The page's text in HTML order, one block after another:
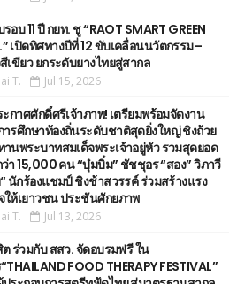
อบ 11 ปี กยท. ชู “RAOT SMART GREEN
เปิดทิศทางปีที่ 12 ขับเคลื่อนนวัตกรรม–
เขียว ยกระดับยางไทยสู่สากล
T. Jul 15, 2026
ะกาศศักดิ์ศรีเจ้าภาพ! เตรียมพร้อมจัดงาน
ารศึกษาท้องถิ่นระดับชาติสุดยิ่งใหญ่ ชิงถ้วย
นพระบาทสมเด็จพระเจ้าอยู่หัว รวมสุดยอด
า 15,000 คน “บุ๋มบิ๋ม” ชัชชุอร “สอง” วิภาวี
นักร้องแชมป์ ชิงช้าสวรรค์ ร่วมสร้างแรง
ห้เยาวชน ประชันศักยภาพ
T. Jul 13, 2026
ร่วมกับ สสว. จัดอบรมฟรี ใน
FOOD THERAPY FESTIVAL”